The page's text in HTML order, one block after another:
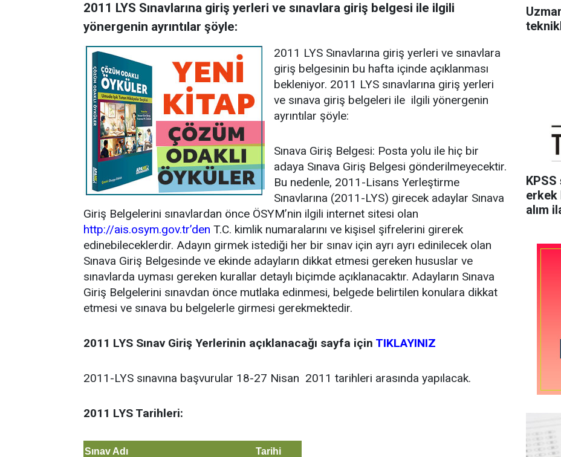
2011 LYS Sınavlarına giriş yerleri ve sınavlara giriş belgesi ile ilgili
yönergenin ayrıntılar şöyle:
2011 LYS Sınavlarına giriş yerleri ve sınavlara
giriş belgesinin bu hafta içinde açıklanması
bekleniyor. 2011 LYS sınavlarına giriş yerleri
ve sınava giriş belgeleri ile ilgili yönergenin
ayrıntılar şöyle:
Sınava Giriş Belgesi: Posta yolu ile hiç bir
adaya Sınava Giriş Belgesi gönderilmeyecektir.
Bu nedenle, 2011-Lisans Yerleştirme
Sınavlarına (2011-LYS) girecek adaylar Sınava
Giriş Belgelerini sınavlardan önce ÖSYM’nin ilgili internet sitesi olan
http://ais.osym.gov.tr’den T.C. kimlik numaralarını ve kişisel şifrelerini girerek
edinebileceklerdir. Adayın girmek istediği her bir sınav için ayrı ayrı edinilecek olan
Sınava Giriş Belgesinde ve ekinde adayların dikkat etmesi gereken hususlar ve
sınavlarda uyması gereken kurallar detaylı biçimde açıklanacaktır. Adayların Sınava
Giriş Belgelerini sınavdan önce mutlaka edinmesi, belgede belirtilen konulara dikkat
etmesi ve sınava bu belgelerle girmesi gerekmektedir.
2011 LYS Sınav Giriş Yerlerinin açıklanacağı sayfa için TIKLAYINIZ
2011-LYS sınavına başvurular 18-27 Nisan 2011 tarihleri arasında yapılacak.
2011 LYS Tarihleri:
Sınav Adı Tarihi
KPSS
erkek
alım